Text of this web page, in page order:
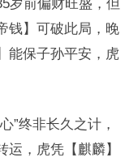
岁前偏财旺盛，但
钱】可破此局，晚
能保子孙平安，虎
”终非长久之计，
，虎凭【麒麟】